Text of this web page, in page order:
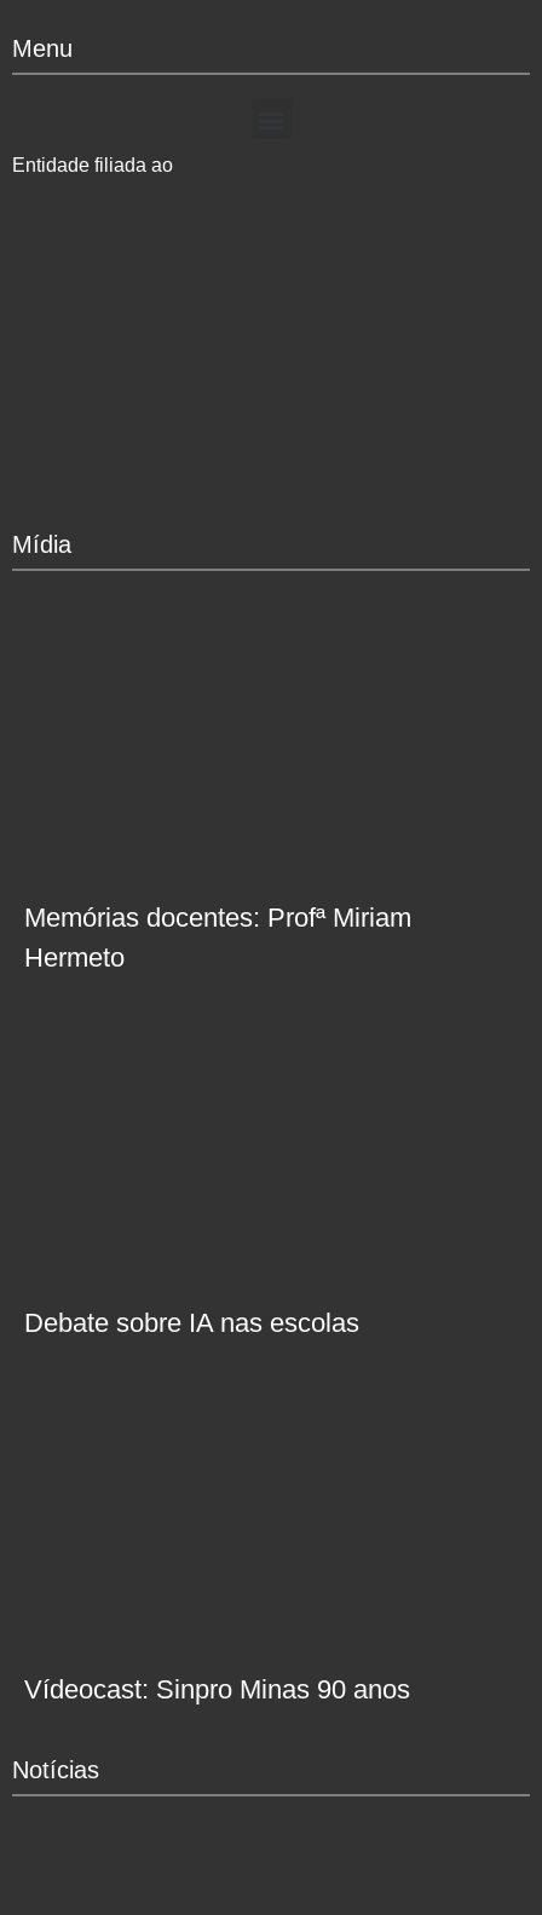
Menu
Entidade filiada ao
Mídia
Memórias docentes: Profª Miriam
Hermeto
Debate sobre IA nas escolas
Vídeocast: Sinpro Minas 90 anos
Notícias